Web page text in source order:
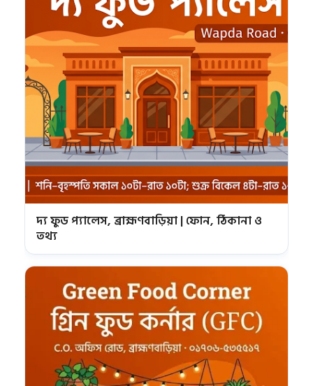
দ্য ফুড প্যালেস, ব্রাহ্মণবাড়িয়া | ফোন, ঠিকানা ও
তথ্য